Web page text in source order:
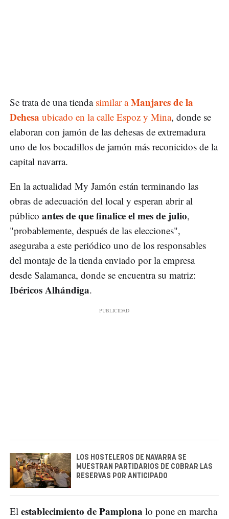
Se trata de una tiendasimilar aManjares de la
Dehesa ubicado en la calle Espoz y Mina, donde se
elaboran con jamón de las dehesas de extremadura
uno de los bocadillos de jamón más reconicidos de la
capital navarra.
En la actualidad My Jamón están terminando las
obras de adecuación del local y esperan abrir al
público antes de que finalice el mes de julio,
"probablemente, después de las elecciones",
aseguraba a este periódico uno de los responsables
del montaje de la tienda enviado por la empresa
desde Salamanca, donde se encuentra su matriz:
Ibéricos Alhándiga.
LOS HOSTELEROS DE NAVARRA SE
MUESTRAN PARTIDARIOS DE COBRAR LAS
RESERVAS POR ANTICIPADO
El establecimiento de Pamplona lo pone en marcha